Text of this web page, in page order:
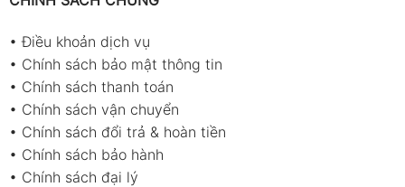
•Điều khoản dịch vụ
• Chính sách bảo mật thông tin
• Chính sách thanh toán
• Chính sách vận chuyển
• Chính sách đổi trả & hoàn tiền
• Chính sách bảo hành
• Chính sách đại lý